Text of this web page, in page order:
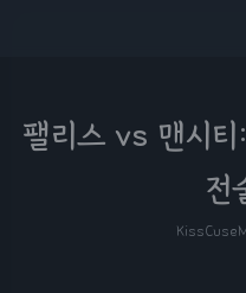
팰리스 vs 맨시티
전